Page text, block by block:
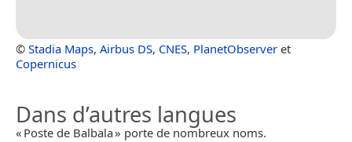
© Stadia Maps, Airbus DS, CNES, PlanetObserver et
Copernicus
Dans d’autres langues
« Poste de Balbala » porte de nombreux noms.